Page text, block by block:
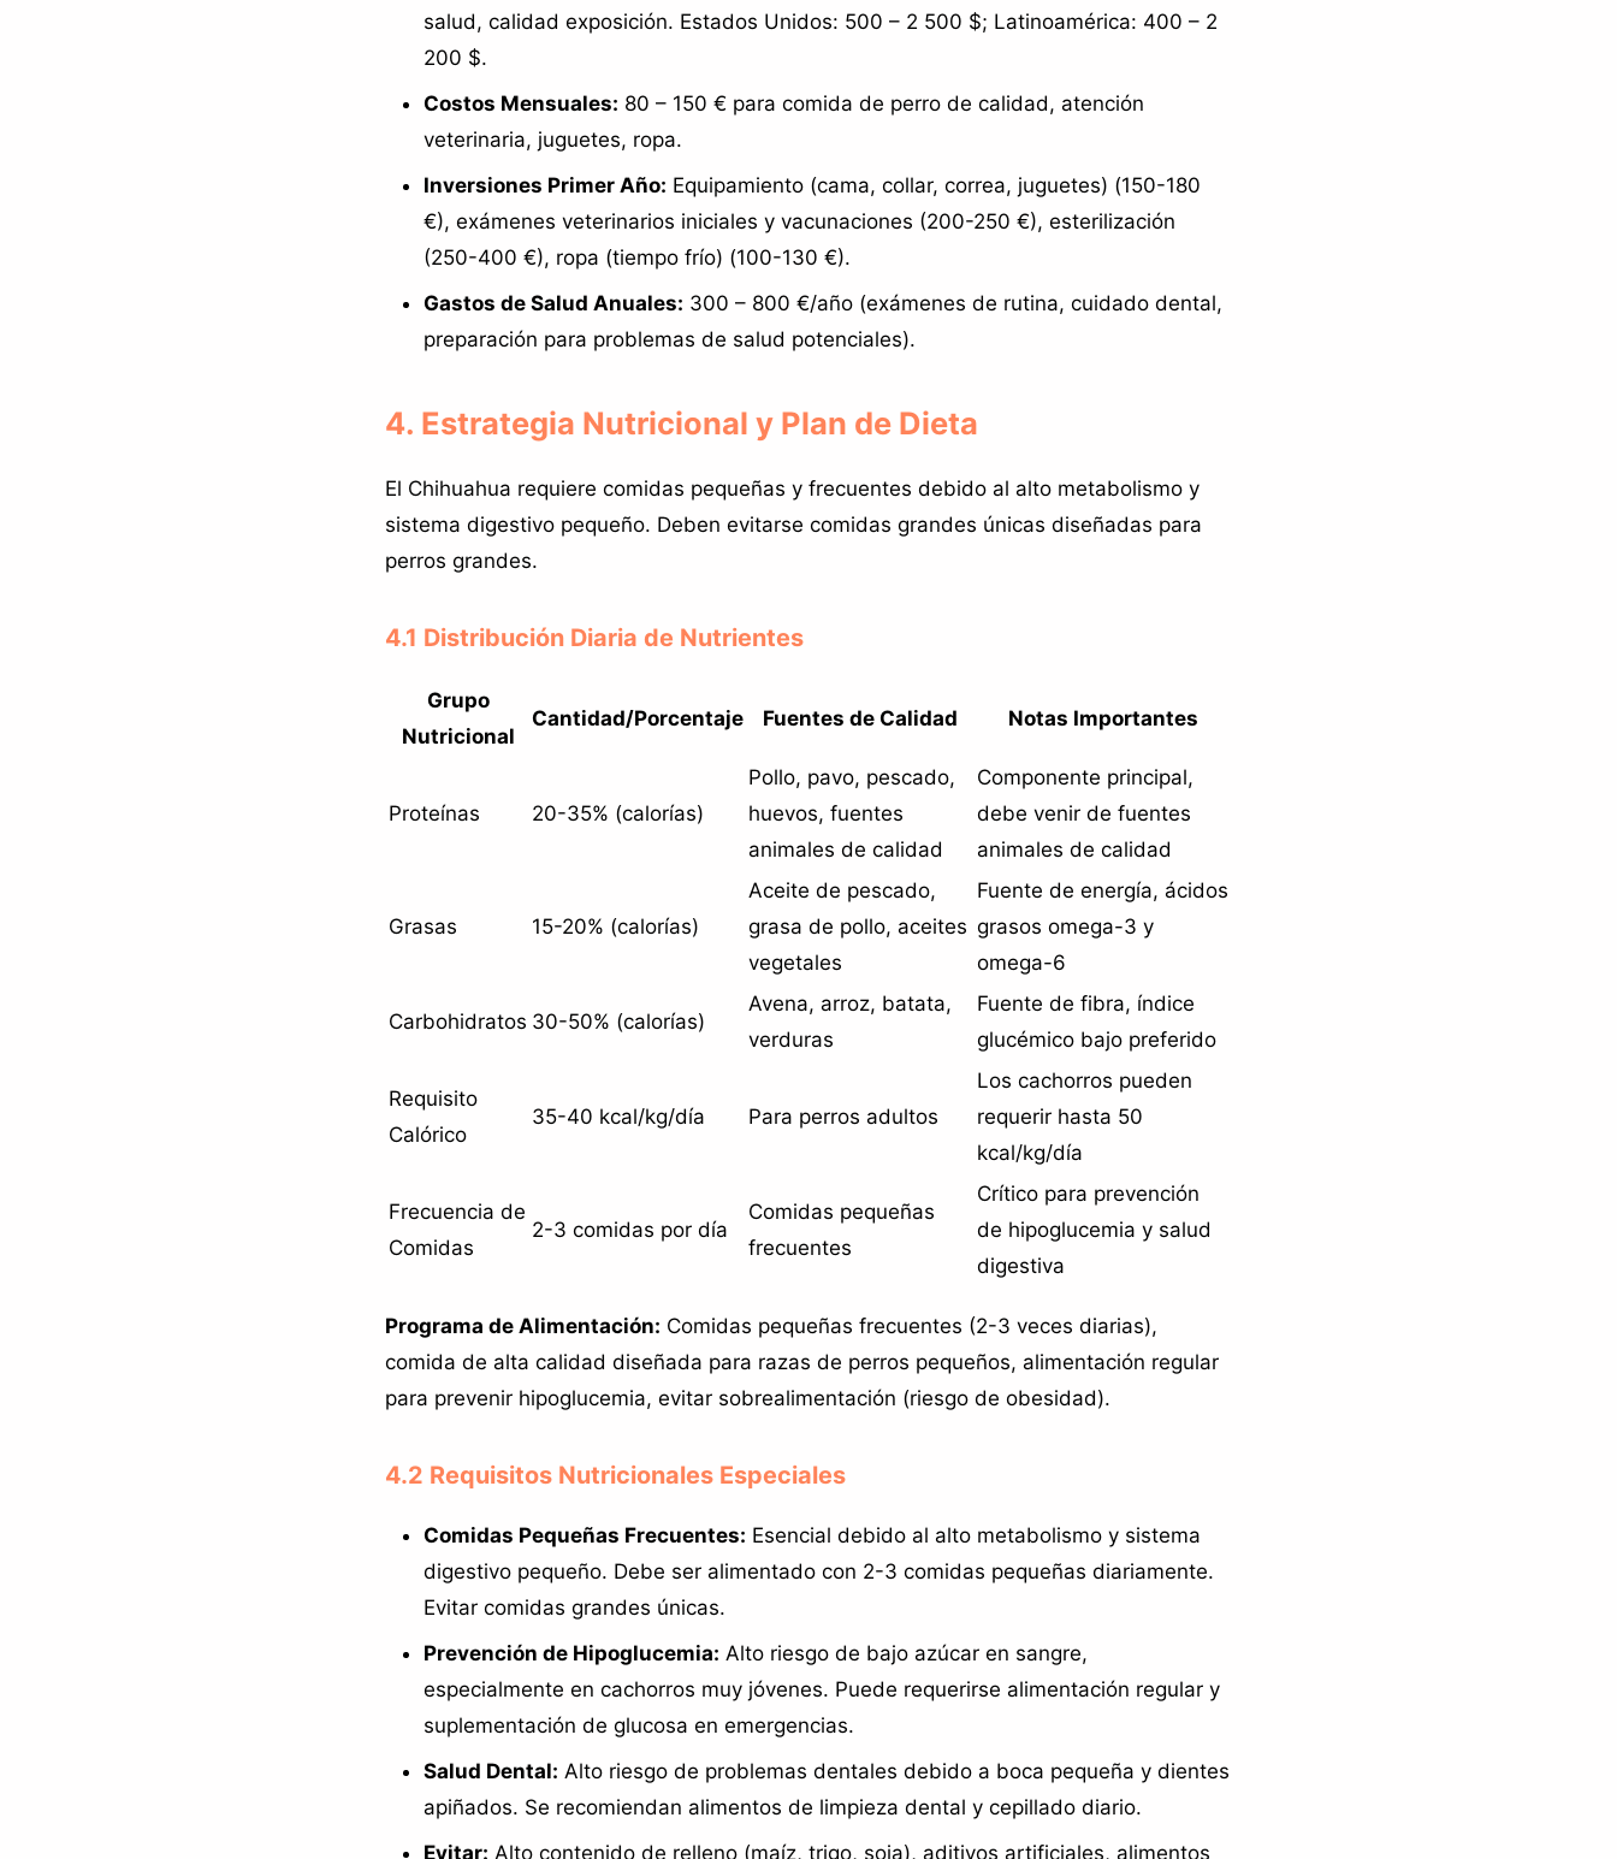
salud, calidad exposición. Estados Unidos: 500 – 2 500 $; Latinoamérica: 400 – 2
200 $.
Costos Mensuales: 80 – 150 € para comida de perro de calidad, atención
veterinaria, juguetes, ropa.
Inversiones Primer Año: Equipamiento (cama, collar, correa, juguetes) (150-180
€), exámenes veterinarios iniciales y vacunaciones (200-250 €), esterilización
(250-400 €), ropa (tiempo frío) (100-130 €).
Gastos de Salud Anuales: 300 – 800 €/año (exámenes de rutina, cuidado dental,
preparación para problemas de salud potenciales).
4. Estrategia Nutricional y Plan de Dieta
El Chihuahua requiere comidas pequeñas y frecuentes debido al alto metabolismo y
sistema digestivo pequeño. Deben evitarse comidas grandes únicas diseñadas para
perros grandes.
4.1 Distribución Diaria de Nutrientes
Grupo
Nutricional
Cantidad/Porcentaje Fuentes de Calidad Notas Importantes
Proteínas 20-35% (calorías)
Pollo, pavo, pescado,
huevos, fuentes
animales de calidad
Componente principal,
debe venir de fuentes
animales de calidad
Grasas 15-20% (calorías)
Aceite de pescado,
grasa de pollo, aceites
vegetales
Fuente de energía, ácidos
grasos omega-3 y
omega-6
Carbohidratos 30-50% (calorías)
Avena, arroz, batata,
verduras
Fuente de fibra, índice
glucémico bajo preferido
Requisito
Calórico
35-40 kcal/kg/día Para perros adultos
Los cachorros pueden
requerir hasta 50
kcal/kg/día
Frecuencia de
Comidas
2-3 comidas por día
Comidas pequeñas
frecuentes
Crítico para prevención
de hipoglucemia y salud
digestiva
Programa de Alimentación: Comidas pequeñas frecuentes (2-3 veces diarias),
comida de alta calidad diseñada para razas de perros pequeños, alimentación regular
para prevenir hipoglucemia, evitar sobrealimentación (riesgo de obesidad).
4.2 Requisitos Nutricionales Especiales
Comidas Pequeñas Frecuentes: Esencial debido al alto metabolismo y sistema
digestivo pequeño. Debe ser alimentado con 2-3 comidas pequeñas diariamente.
Evitar comidas grandes únicas.
Prevención de Hipoglucemia: Alto riesgo de bajo azúcar en sangre,
especialmente en cachorros muy jóvenes. Puede requerirse alimentación regular y
suplementación de glucosa en emergencias.
Salud Dental: Alto riesgo de problemas dentales debido a boca pequeña y dientes
apiñados. Se recomiendan alimentos de limpieza dental y cepillado diario.
Evitar: Alto contenido de relleno (maíz, trigo, soja), aditivos artificiales, alimentos